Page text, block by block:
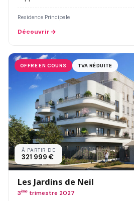
Residence Principale
Découvrir
OFFRE EN COURS TVA RÉDUITE
À PARTIR DE
321 999 €
Les Jardins de Neil
3ème trimestre 2027